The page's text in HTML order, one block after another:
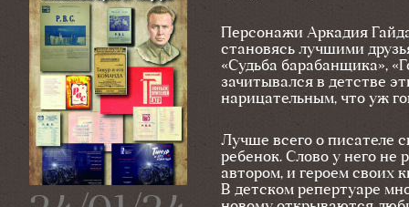
Персонажи Аркадия
становясь лучшими
«Судьба барабанщика»,
зачитывался в детстве
нарицательным, что уж
Лучше всего о писателе
ребенок. Слово у него не
автором, и героем своих
В детском репертуаре